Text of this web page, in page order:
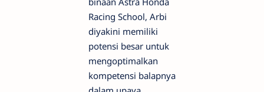
Racing School, Arbi
diyakini memiliki
potensi besar untuk
mengoptimalkan
kompetensi balapnya